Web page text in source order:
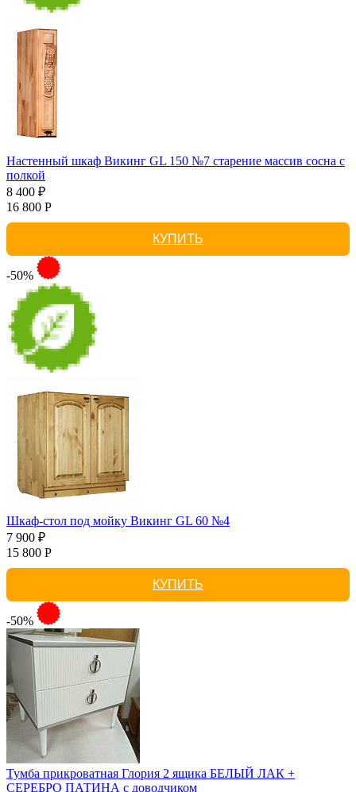
Настенный шкаф Викинг GL 150 №7 старение массив сосна с
полкой
8 400 ₽
16 800 Р
КУПИТЬ
-50%
Шкаф-стол под мойку Викинг GL 60 №4
7 900 ₽
15 800 Р
КУПИТЬ
-50%
Тумба прикроватная Глория 2 ящика БЕЛЫЙ ЛАК +
СЕРЕБРО ПАТИНА с доводчиком